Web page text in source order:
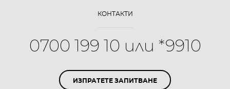
КОНТАКТИ
0700 199 10 или *9910
ИЗПРАТЕТЕ ЗАПИТВАНЕ